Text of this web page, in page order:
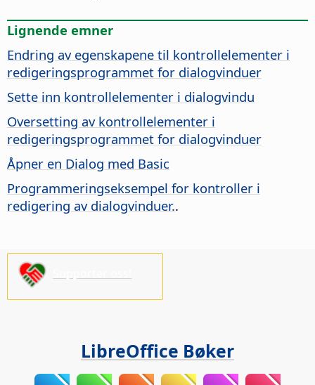
Lignende emner
Endring av egenskapene til kontrollelementer i
redigeringsprogrammet for dialogvinduer
Sette inn kontrollelementer i dialogvindu
Oversetting av kontrollelementer i
redigeringsprogrammet for dialogvinduer
Åpner en Dialog med Basic
Programmeringseksempel for kontroller i
redigering av dialogvinduer..
LibreOffice Bøker